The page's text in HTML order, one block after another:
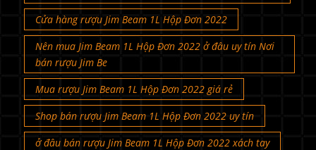
Cửa hàng rượu Jim Beam 1L Hộp Đơn 2022
Nên mua Jim Beam 1L Hộp Đơn 2022 ở đâu uy tín Nơi
bán rượu Jim Be
Mua rượu Jim Beam 1L Hộp Đơn 2022 giá rẻ
Shop bán rượu Jim Beam 1L Hộp Đơn 2022 uy tín
ở đâu bán rượu Jim Beam 1L Hộp Đơn 2022 xách tay